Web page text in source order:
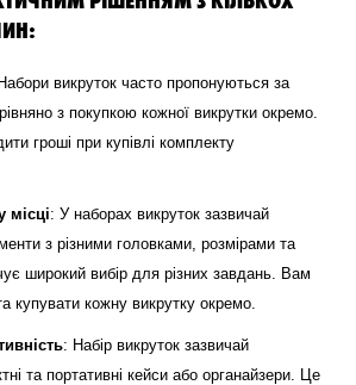
викруток часто пропонуються за
з покупкою кожної викрутки окремо.
гроші при купівлі комплекту
місці: У наборах викруток зазвичай
з різними головками, розмірами та
широкий вибір для різних завдань. Вам
купувати кожну викрутку окремо.
: Набір викруток зазвичай
та портативні кейси або органайзери. Це